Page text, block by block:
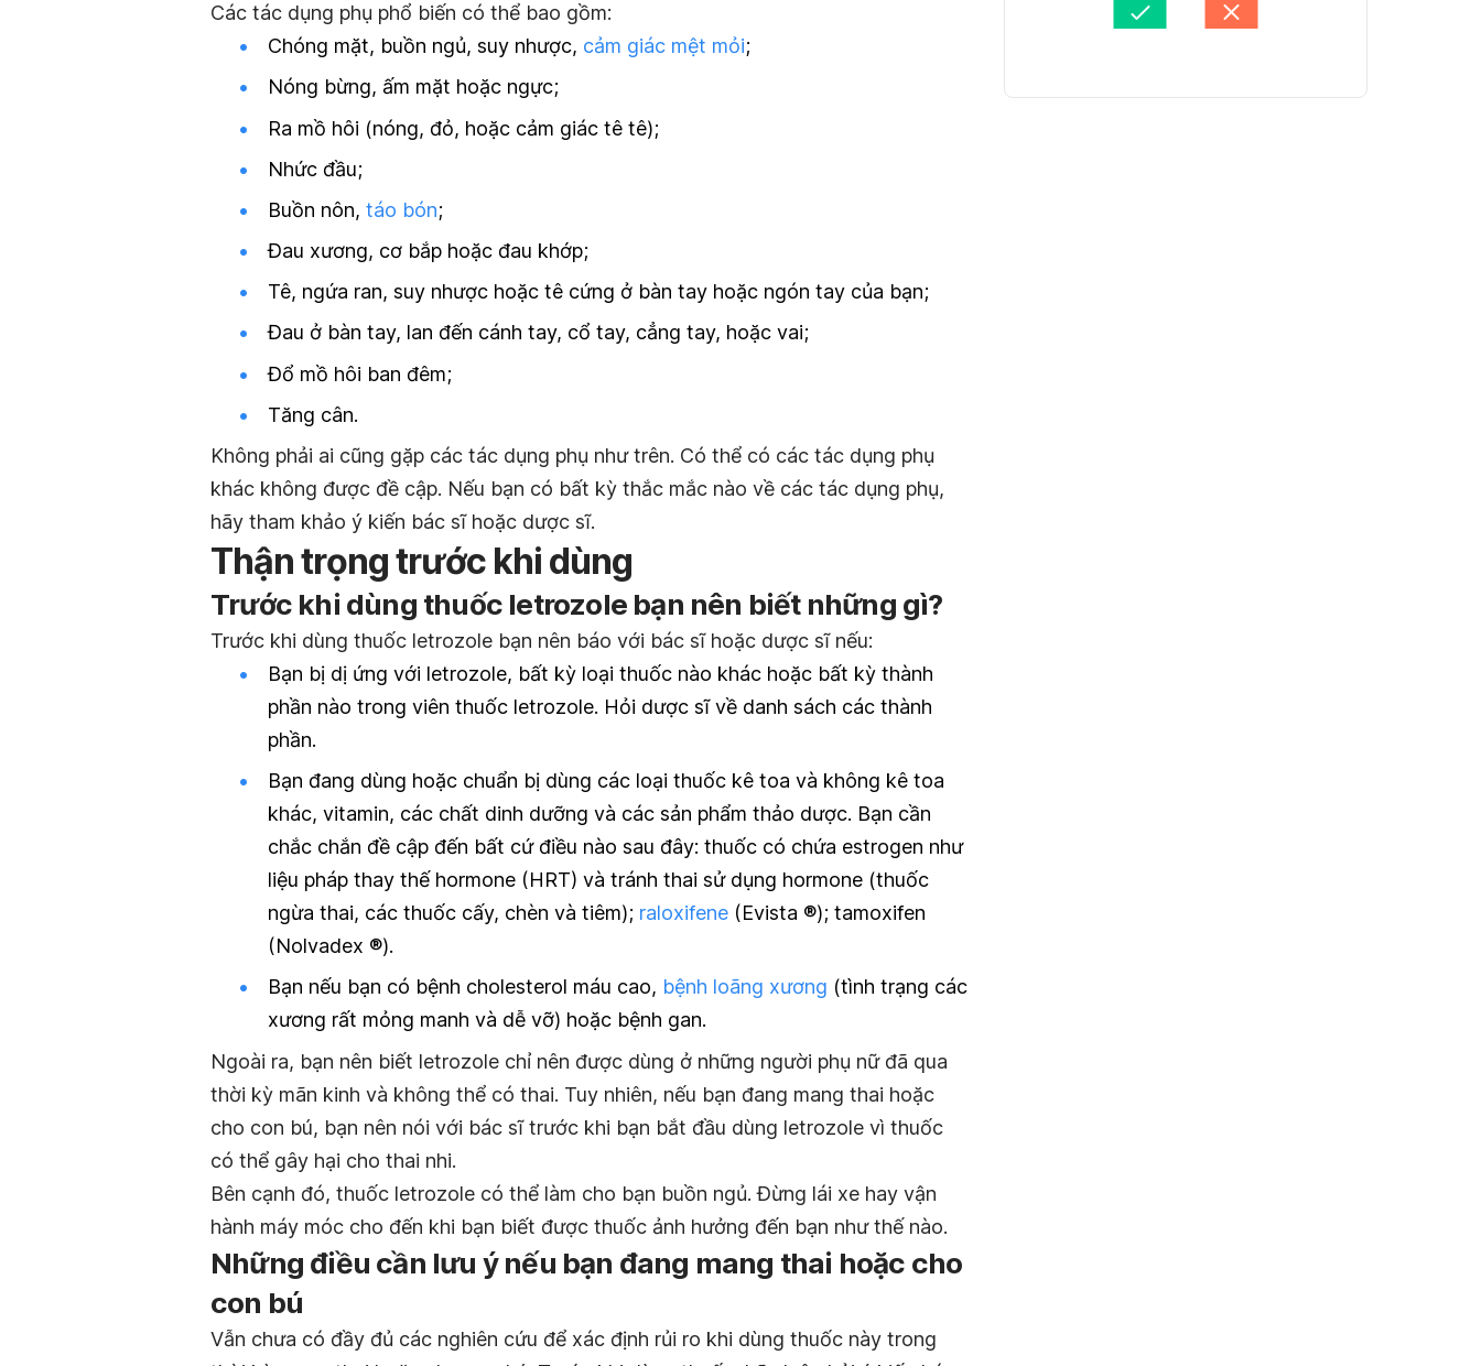
Các tác dụng phụ phổ biến có thể bao gồm:
Chóng mặt, buồn ngủ, suy nhược, cảm giác mệt mỏi;
Nóng bừng, ấm mặt hoặc ngực;
Ra mồ hôi (nóng, đỏ, hoặc cảm giác tê tê);
Nhức đầu;
Buồn nôn, táo bón;
Đau xương, cơ bắp hoặc đau khớp;
Tê, ngứa ran, suy nhược hoặc tê cứng ở bàn tay hoặc ngón tay của bạn;
Đau ở bàn tay, lan đến cánh tay, cổ tay, cẳng tay, hoặc vai;
Đổ mồ hôi ban đêm;
Tăng cân.
Không phải ai cũng gặp các tác dụng phụ như trên. Có thể có các tác dụng phụ
khác không được đề cập. Nếu bạn có bất kỳ thắc mắc nào về các tác dụng phụ,
hãy tham khảo ý kiến bác sĩ hoặc dược sĩ.
Thận trọng trước khi dùng
Trước khi dùng thuốc letrozole bạn nên biết những gì?
Trước khi dùng thuốc letrozole bạn nên báo với bác sĩ hoặc dược sĩ nếu:
Bạn bị dị ứng với letrozole, bất kỳ loại thuốc nào khác hoặc bất kỳ thành
phần nào trong viên thuốc letrozole. Hỏi dược sĩ về danh sách các thành
phần.
Bạn đang dùng hoặc chuẩn bị dùng các loại thuốc kê toa và không kê toa
khác, vitamin, các chất dinh dưỡng và các sản phẩm thảo dược. Bạn cần
chắc chắn đề cập đến bất cứ điều nào sau đây: thuốc có chứa estrogen như
liệu pháp thay thế hormone (HRT) và tránh thai sử dụng hormone (thuốc
ngừa thai, các thuốc cấy, chèn và tiêm); raloxifene (Evista ®); tamoxifen
(Nolvadex ®).
Bạn nếu bạn có bệnh cholesterol máu cao, bệnh loãng xương (tình trạng các
xương rất mỏng manh và dễ vỡ) hoặc bệnh gan.
Ngoài ra, bạn nên biết letrozole chỉ nên được dùng ở những người phụ nữ đã qua
thời kỳ mãn kinh và không thể có thai. Tuy nhiên, nếu bạn đang mang thai hoặc
cho con bú, bạn nên nói với bác sĩ trước khi bạn bắt đầu dùng letrozole vì thuốc
có thể gây hại cho thai nhi.
Bên cạnh đó, thuốc letrozole có thể làm cho bạn buồn ngủ. Đừng lái xe hay vận
hành máy móc cho đến khi bạn biết được thuốc ảnh hưởng đến bạn như thế nào.
Những điều cần lưu ý nếu bạn đang mang thai hoặc cho
con bú
Vẫn chưa có đầy đủ các nghiên cứu để xác định rủi ro khi dùng thuốc này trong